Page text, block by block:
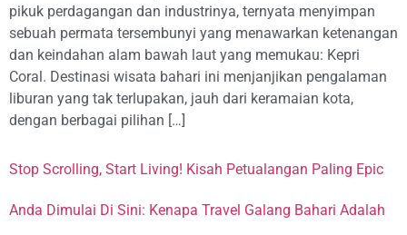
pikuk perdagangan dan industrinya, ternyata menyimpan
sebuah permata tersembunyi yang menawarkan ketenangan
dan keindahan alam bawah laut yang memukau: Kepri
Coral. Destinasi wisata bahari ini menjanjikan pengalaman
liburan yang tak terlupakan, jauh dari keramaian kota,
dengan berbagai pilihan […]
Stop Scrolling, Start Living! Kisah Petualangan Paling Epic
Anda Dimulai Di Sini: Kenapa Travel Galang Bahari Adalah